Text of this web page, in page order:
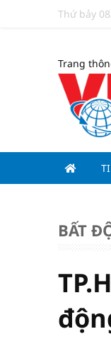
Thứ bảy
Trang
BẤT